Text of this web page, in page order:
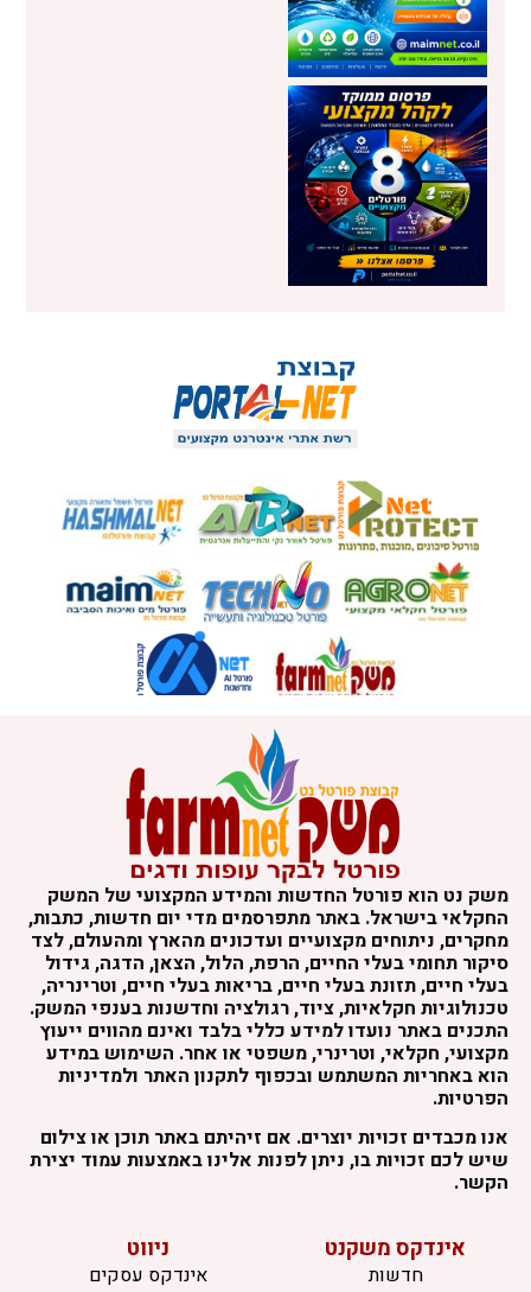
משק נט הוא פורטל החדשות והמידע המקצועי של המשק
החקלאי בישראל. באתר מתפרסמים מדי יום חדשות, כתבות,
מחקרים, ניתוחים מקצועיים ועדכונים מהארץ ומהעולם, לצד
סיקור תחומי בעלי החיים, הרפת, הלול, הצאן, הדגה, גידול
בעלי חיים, תזונת בעלי חיים, בריאות בעלי חיים, וטרינריה,
טכנולוגיות חקלאיות, ציוד, רגולציה וחדשנות בענפי המשק.
התכנים באתר נועדו למידע כללי בלבד ואינם מהווים ייעוץ
מקצועי, חקלאי, וטרינרי, משפטי או אחר. השימוש במידע
הוא באחריות המשתמש ובכפוף לתקנון האתר ולמדיניות
הפרטיות.
אנו מכבדים זכויות יוצרים. אם זיהיתם באתר תוכן או צילום
שיש לכם זכויות בו, ניתן לפנות אלינו באמצעות עמוד יצירת
הקשר.
אינדקס משקנט
חדשות
ניווט
אינדקס עסקים